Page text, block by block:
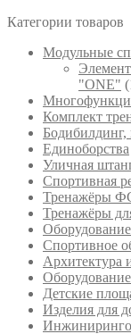
Категории товаров
Модульные
"ONE"
Комплект
Бодибилдинг,
Единоборства
Уличная
Спортивная
Тренажёры
Тренажёры
Спортивное
Архитектура
Детские
Изделия для